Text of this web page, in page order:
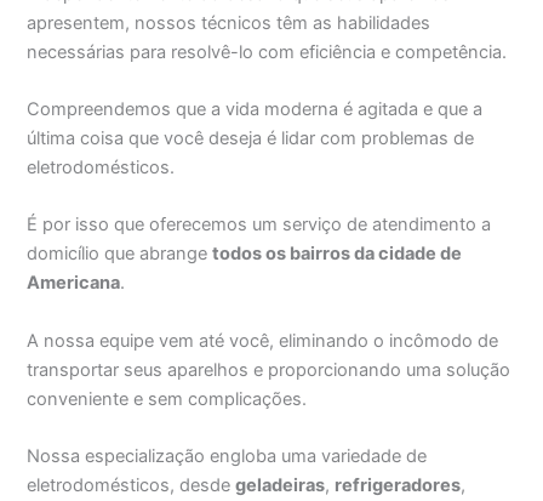
apresentem, nossos técnicos têm as habilidades
necessárias para resolvê-lo com eficiência e competência.
Compreendemos que a vida moderna é agitada e que a
última coisa que você deseja é lidar com problemas de
eletrodomésticos.
É por isso que oferecemos um serviço de atendimento a
domicílio que abrangetodos os bairros da cidade de
Americana.
A nossa equipe vem até você, eliminando o incômodo de
transportar seus aparelhos e proporcionando uma solução
conveniente e sem complicações.
Nossa especialização engloba uma variedade de
eletrodomésticos, desdegeladeiras, refrigeradores,